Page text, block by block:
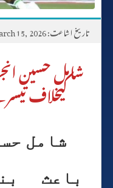
تاریخ اشاعت: March 15, 2026
شامل حسین
کیخلاف
شامل
باعث